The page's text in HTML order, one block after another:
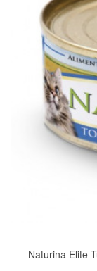
Naturina Elite